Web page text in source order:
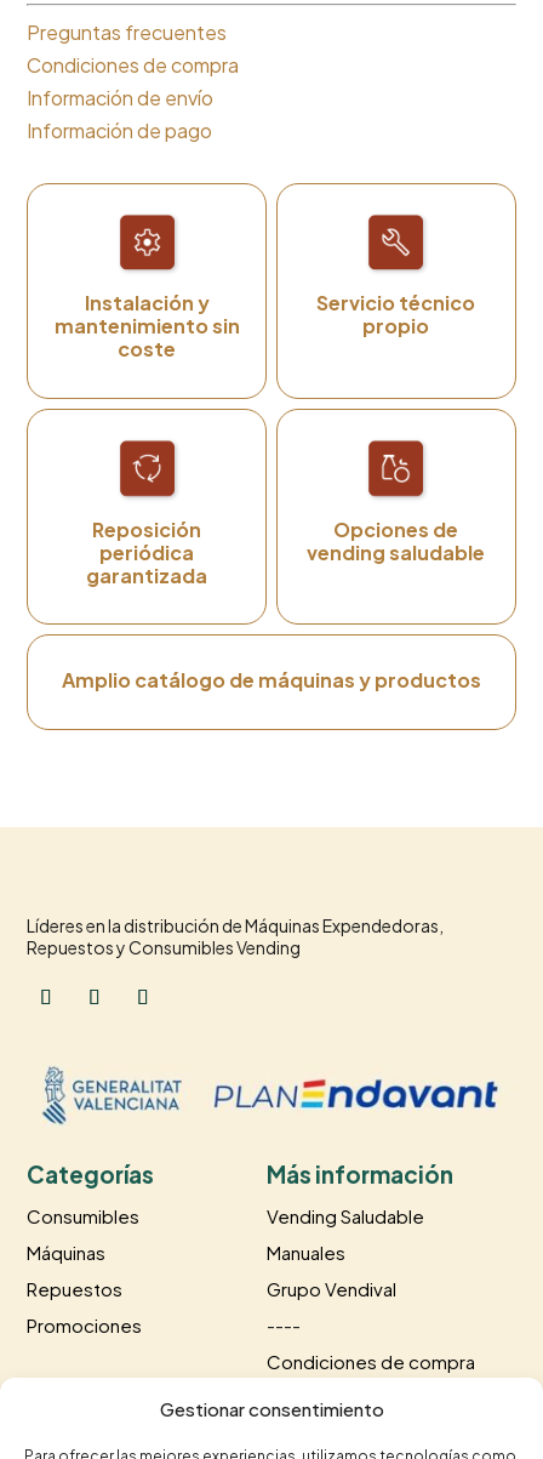
Gestionar consentimiento
Preguntas frecuentes
Condiciones de compra
Información de envío
Información de pago
Instalación y
mantenimiento sin
coste
Servicio técnico
propio
Reposición
periódica
garantizada
Opciones de
vending saludable
Amplio catálogo de máquinas y productos
Líderes en la distribución de Máquinas Expendedoras,
Repuestos y Consumibles Vending
Categorías
Consumibles
Máquinas
Repuestos
Promociones
Más información
Vending Saludable
Manuales
Grupo Vendival
----
Condiciones de compra
Información de envío